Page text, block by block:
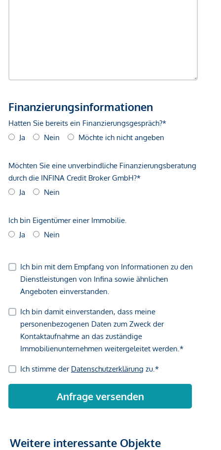
Weitere interessante Objekte